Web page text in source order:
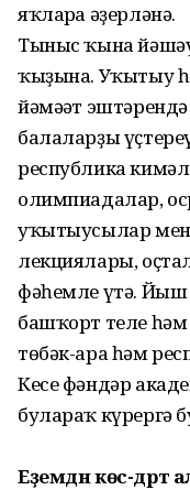
яҡларға әҙер­ләнә.
Тыныс ҡына
ҡыҙына. Уҡытыу
йәмәғәт
балаларҙы
республика
олимпиадалар,
уҡытыусылар
лекциялары,
фәһемле үтә.
башҡорт теле һәм
төбәк-ара һәм
Кесе фәндәр
булараҡ күрергә
Еҙемдн көс-дрт